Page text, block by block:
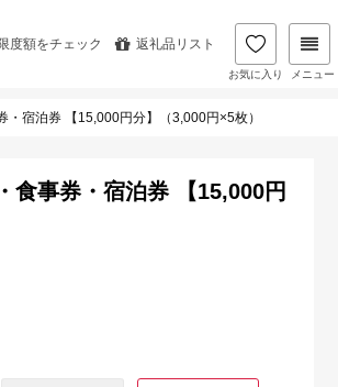
度額をチェック 返礼品リスト
お気に入り メニュー
宿泊券 【15,000円分】（3,000円×5枚）
食事券・宿泊券 【15,000円